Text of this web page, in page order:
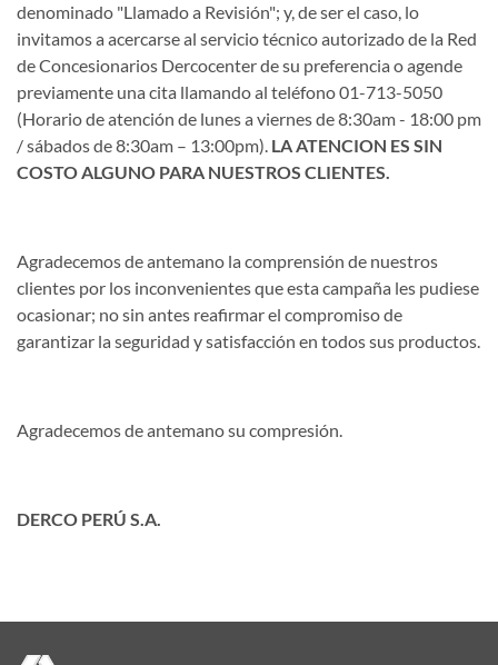
denominado "Llamado a Revisión"; y, de ser el caso, lo
invitamos a acercarse al servicio técnico autorizado de la Red
de Concesionarios Dercocenter de su preferencia o agende
previamente una cita llamando al teléfono 01-713-5050
(Horario de atención de lunes a viernes de 8:30am - 18:00 pm
/ sábados de 8:30am – 13:00pm). LA ATENCION ES SIN
COSTO ALGUNO PARA NUESTROS CLIENTES.
Agradecemos de antemano la comprensión de nuestros
clientes por los inconvenientes que esta campaña les pudiese
ocasionar; no sin antes reafirmar el compromiso de
garantizar la seguridad y satisfacción en todos sus productos.
Agradecemos de antemano su compresión.
DERCO PERÚ S.A.